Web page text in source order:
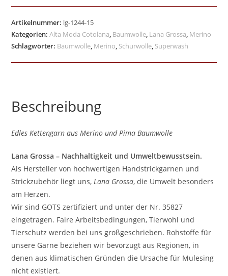
Artikelnummer: lg-1244-15
Kategorien:Alta Moda Cotolana, Baumwolle, Lana Grossa, Merino
Schlagwörter: Baumwolle, Merino, Schurwolle, Superwash
Beschreibung
Edles Kettengarn aus Merino und Pima Baumwolle
Lana Grossa – Nachhaltigkeit und Umweltbewusstsein.
Als Hersteller von hochwertigen Handstrickgarnen und
Strickzubehör liegt uns,Lana Grossa, die Umwelt besonders
am Herzen.
Wir sind GOTS zertifiziert und unter der Nr. 35827
eingetragen. Faire Arbeitsbedingungen, Tierwohl und
Tierschutz werden bei uns großgeschrieben. Rohstoffe für
unsere Garne beziehen wir bevorzugt aus Regionen, in
denen aus klimatischen Gründen die Ursache für Mulesing
nicht existiert.